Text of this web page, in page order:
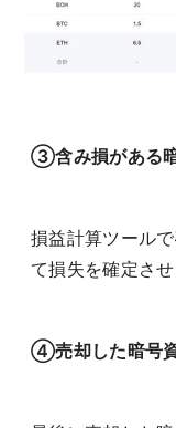
③含み損がある
損益計算ツール
て損失を確定させ
④売却した暗号